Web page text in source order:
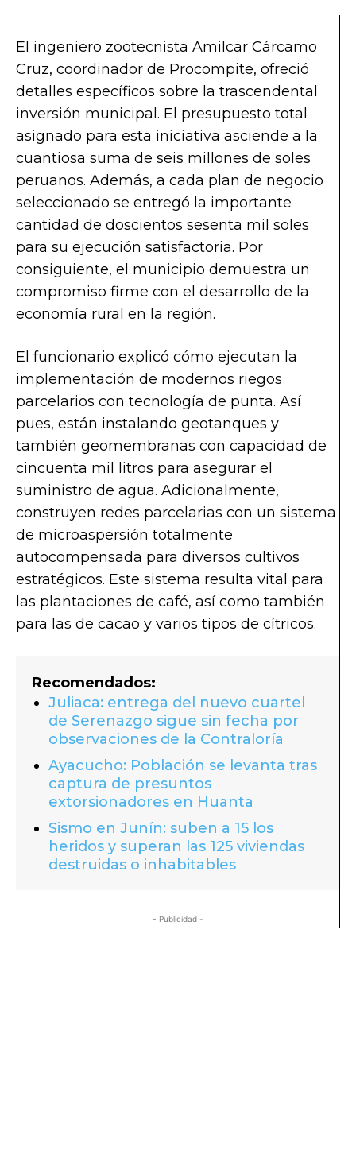
El ingeniero zootecnista Amilcar Cárcamo
Cruz, coordinador de Procompite, ofreció
detalles específicos sobre la trascendental
inversión municipal. El presupuesto total
asignado para esta iniciativa asciende a la
cuantiosa suma de seis millones de soles
peruanos. Además, a cada plan de negocio
seleccionado se entregó la importante
cantidad de doscientos sesenta mil soles
para su ejecución satisfactoria. Por
consiguiente, el municipio demuestra un
compromiso firme con el desarrollo de la
economía rural en la región.
El funcionario explicó cómo ejecutan la
implementación de modernos riegos
parcelarios con tecnología de punta. Así
pues, están instalando geotanques y
también geomembranas con capacidad de
cincuenta mil litros para asegurar el
suministro de agua. Adicionalmente,
construyen redes parcelarias con un sistema
de microaspersión totalmente
autocompensada para diversos cultivos
estratégicos. Este sistema resulta vital para
las plantaciones de café, así como también
para las de cacao y varios tipos de cítricos.
Recomendados:
Juliaca: entrega del nuevo cuartel
de Serenazgo sigue sin fecha por
observaciones de la Contraloría
Ayacucho: Población se levanta tras
captura de presuntos
extorsionadores en Huanta
Sismo en Junín: suben a 15 los
heridos y superan las 125 viviendas
destruidas o inhabitables
- Publicidad -